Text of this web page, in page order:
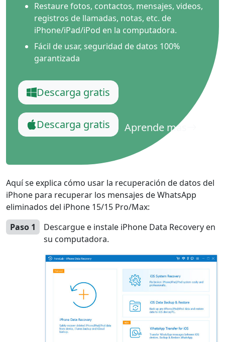
Restaure fotos, contactos, mensajes, videos,
registros de llamadas, notas, etc. de
iPhone/iPad/iPod en la computadora.
Fácil de usar, seguridad de datos 100%
garantizada
Descarga gratis
Descarga gratis Aprende más
Aquí se explica cómo usar la recuperación de datos del
iPhone para recuperar los mensajes de WhatsApp
eliminados del iPhone 15/15 Pro/Max:
Paso 1
Descargue e instale iPhone Data Recovery en
su computadora.